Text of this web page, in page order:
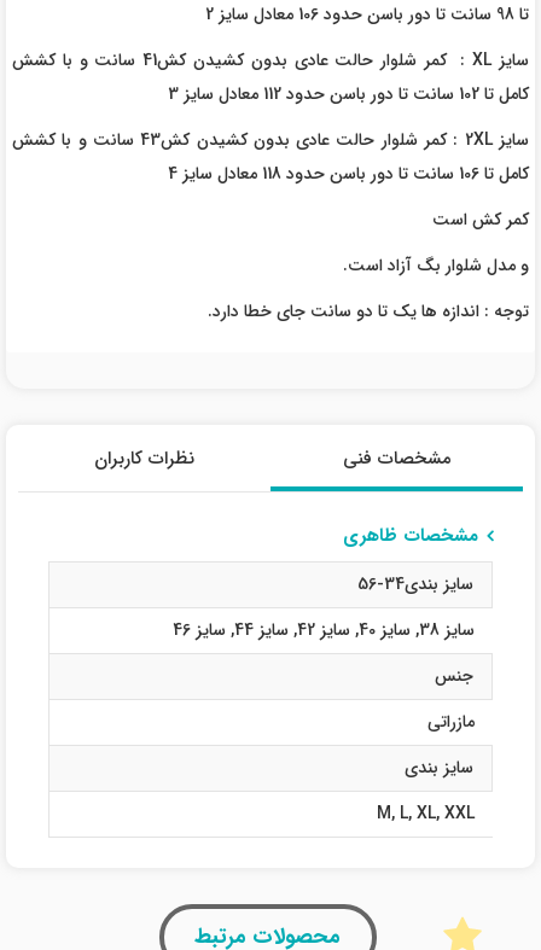
تا 98 سانت تا دور باسن حدود 106 معادل سایز 2
سایز XL : کمر شلوار حالت عادی بدون کشیدن کش41 سانت و با کشش
کامل تا 102 سانت تا دور باسن حدود 112 معادل سایز 3
سایز 2XL : کمر شلوار حالت عادی بدون کشیدن کش43 سانت و با کشش
کامل تا 106 سانت تا دور باسن حدود 118 معادل سایز 4
کمر کش است
و مدل شلوار بگ آزاد است.
توجه : اندازه ها یک تا دو سانت جای خطا دارد.
مشخصات فنی نظرات کاربران
مشخصات ظاهری
سایز بندی34-56
سایز 38
, سایز 40 , سایز 42 , سایز 44 , سایز 46
جنس
مازراتی
سایز بندی
M, L,XL,XXL
محصولات مرتبط